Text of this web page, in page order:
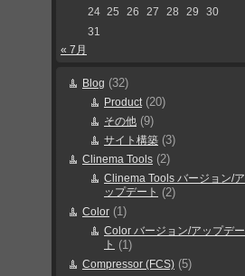
24 25 26 27 28 29
30
31
« 7月
Blog (32)
Product(20)
その他 (9)
サイト構築 (3)
Clinema Tools (2)
Clinema Tools バージョン/ア
ップデート (2)
Color (1)
Color バージョン/アップデー
ト (1)
Compressor (FCS) (5)